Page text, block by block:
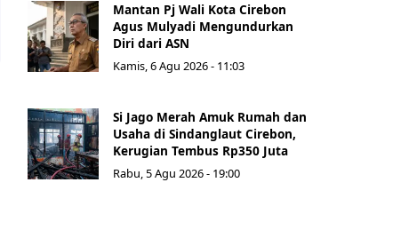
Mantan Pj Wali Kota Cirebon
Agus Mulyadi Mengundurkan
Diri dari ASN
Kamis, 6 Agu 2026 - 11:03
Si Jago Merah Amuk Rumah dan
Usaha di Sindanglaut Cirebon,
Kerugian Tembus Rp350 Juta
Rabu, 5 Agu 2026 - 19:00